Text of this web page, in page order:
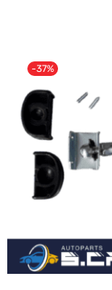
-37%